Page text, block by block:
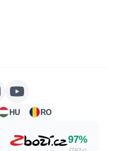
HU RO
97%